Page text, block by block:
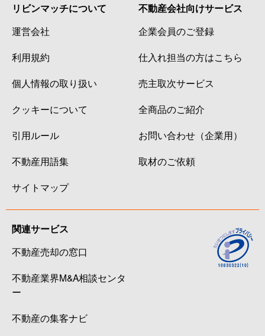
リビンマッチについて
運営会社
利用規約
個人情報の取り扱い
クッキーについて
引用ルール
不動産用語集
サイトマップ
不動産会社向けサービス
企業会員のご登録
仕入れ担当の方はこちら
売主取次サービス
全商品のご紹介
お問い合わせ（企業用）
取材のご依頼
関連サービス
不動産売却の窓口
不動産業界M&A相談センタ
ー
不動産の集客ナビ